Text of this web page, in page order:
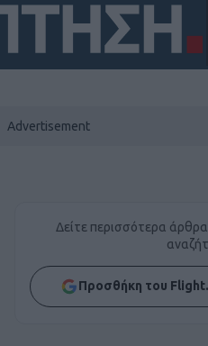
Δείτε περισσότερα
Προσθήκη του